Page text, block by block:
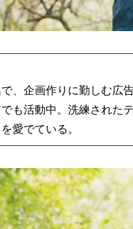
、企画作りに勤しむ広
も活動中。洗練された
愛でている。